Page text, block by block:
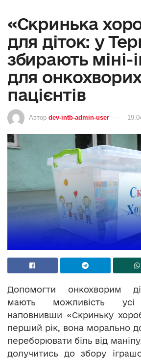
«Скринька
для діток: у
збирають міні-
для
пацієнтів
Автор dev-intb-admin-user
Допомогти онкохворим
мають можливість усі
наповнивши «Скриньку
перший рік, вона морально
переборювати біль від
долучитись до збору